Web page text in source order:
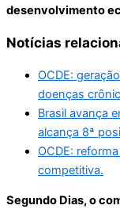
desenvolvimento
Notícias
OCDE:
doenças
Brasil avança
alcança 8ª
OCDE:
competitiva.
Segundo Dias, o